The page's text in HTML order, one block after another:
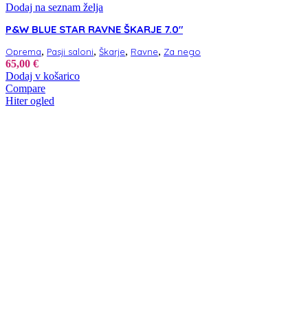
Dodaj na seznam želja
P&W BLUE STAR RAVNE ŠKARJE 7.0″
Oprema, Pasji saloni, Škarje, Ravne, Za nego
65,00 €
Dodaj v košarico
Compare
Hiter ogled